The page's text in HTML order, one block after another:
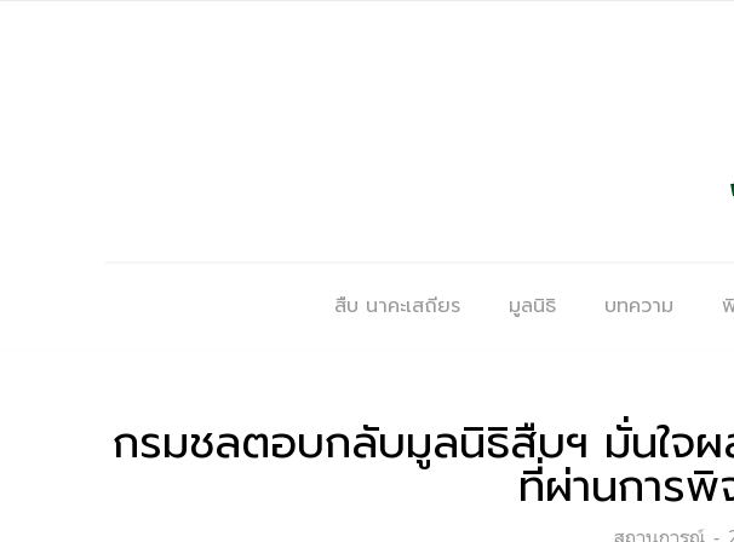
สืบ นาคะเสถียร มูลนิธิ บทความ
กรมชลตอบกลับมูลนิธิสืบฯ มั่นใจผ
ที่ผ่านการพิ
Categories:
สถานการณ์